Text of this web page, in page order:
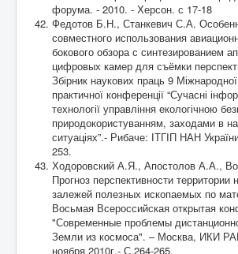
форума. - 2010. - Херсон. с 17-18
Федотов Б.Н., Станкевич С.А.
совместного использования
бокового обзора с синтезированием
цифровых камер для съёмки
Збірник наукових праць 9
практичної конференції “Сучасні
технології управління екологічною
природокористуванням, заходами в
ситуаціях”.- Рибаче: ІТГІП НАН
253.
Ходоровский А.Я., Апостолов А.А.,
Прогноз перспективности территории
залежей полезных ископаемых по
Восьмая Всероссийская открытая
"Современные проблемы
Земли из космоса". – Москва, ИКИ
ноября 2010г.- С.264-265.